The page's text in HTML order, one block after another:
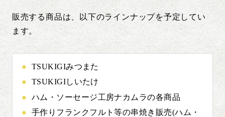
販売する商品は、以下のラインナップを予定してい
ます。
TSUKIGIみつまた
TSUKIGIしいたけ
ハム・ソーセージ工房ナカムラの各商品
手作りフランクフルト等の串焼き販売(ハム・